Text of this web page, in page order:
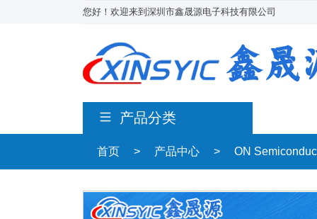
您好！欢迎来到深圳市鑫晟源电子科技有限公司
产品分类
首页 > 产品中心 > ON